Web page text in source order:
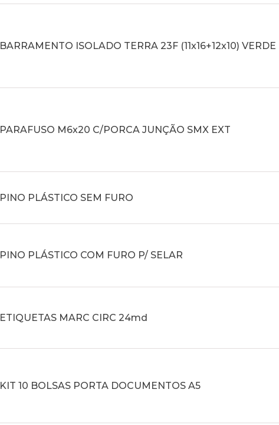
BARRAMENTO ISOLADO TERRA 23F (11x16+12x10) VERDE
PARAFUSO M6x20 C/PORCA JUNÇÃO SMX EXT
PINO PLÁSTICO SEM FURO
PINO PLÁSTICO COM FURO P/ SELAR
ETIQUETAS MARC CIRC 24md
KIT 10 BOLSAS PORTA DOCUMENTOS A5